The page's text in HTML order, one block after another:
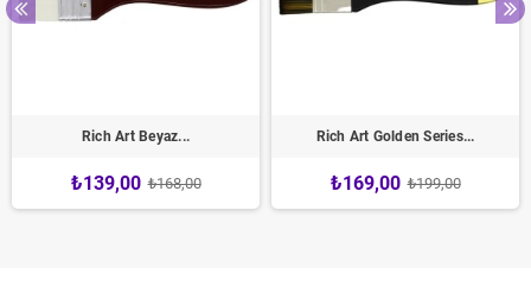
Rich Art Beyaz...
₺139,00 ₺168,00
Rich Art Golden Series...
₺169,00 ₺199,00